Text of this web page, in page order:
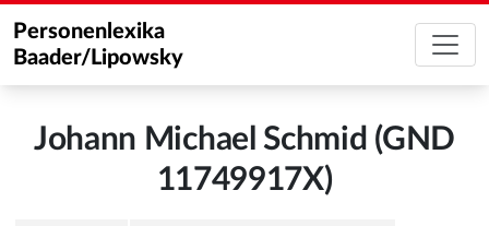
Personenlexika
Baader/Lipowsky
Johann Michael Schmid (GND
11749917X)